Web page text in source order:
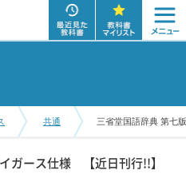
共通 三省堂国語辞典 第七
ガース仕様 【近日刊行!!】